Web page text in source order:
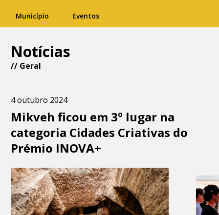
Município Eventos
Notícias
// Geral
4 outubro 2024
Mikveh ficou em 3º lugar na
categoria Cidades Criativas do
Prémio INOVA+